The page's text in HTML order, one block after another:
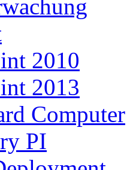
2010
2013
Computer
PI